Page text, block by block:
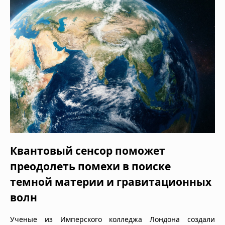
Квантовый сенсор поможет
преодолеть помехи в поиске
темной материи и гравитационных
волн
Ученые из Имперского колледжа Лондона создали